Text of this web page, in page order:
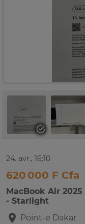
24. avr., 16:10
620 000 F Cfa
MacBook Air 2025
- Starlight
Point-e Dakar